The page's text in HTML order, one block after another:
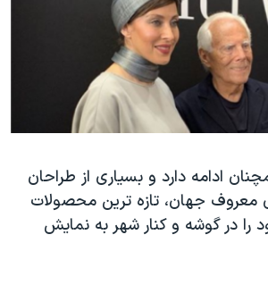
آمریکا ۲۰۲۴
به اسرائیل
آزادیادامه دارد و بسیاری از طراحان
جهان، تازه ترین محصولات
را در گوشه و کنار شهر به نمایش